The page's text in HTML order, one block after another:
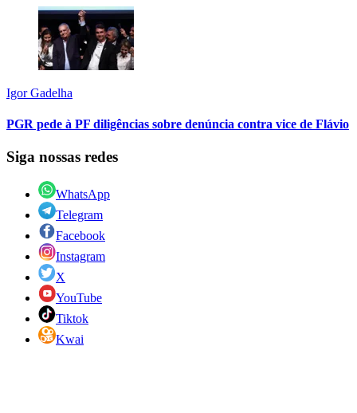
Igor Gadelha
PGR pede à PF diligências sobre denúncia contra vice de Flávio
Siga nossas redes
WhatsApp
Telegram
Facebook
Instagram
X
YouTube
Tiktok
Kwai